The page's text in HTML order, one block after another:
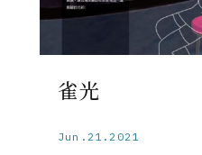
雀光
Jun.21.2021